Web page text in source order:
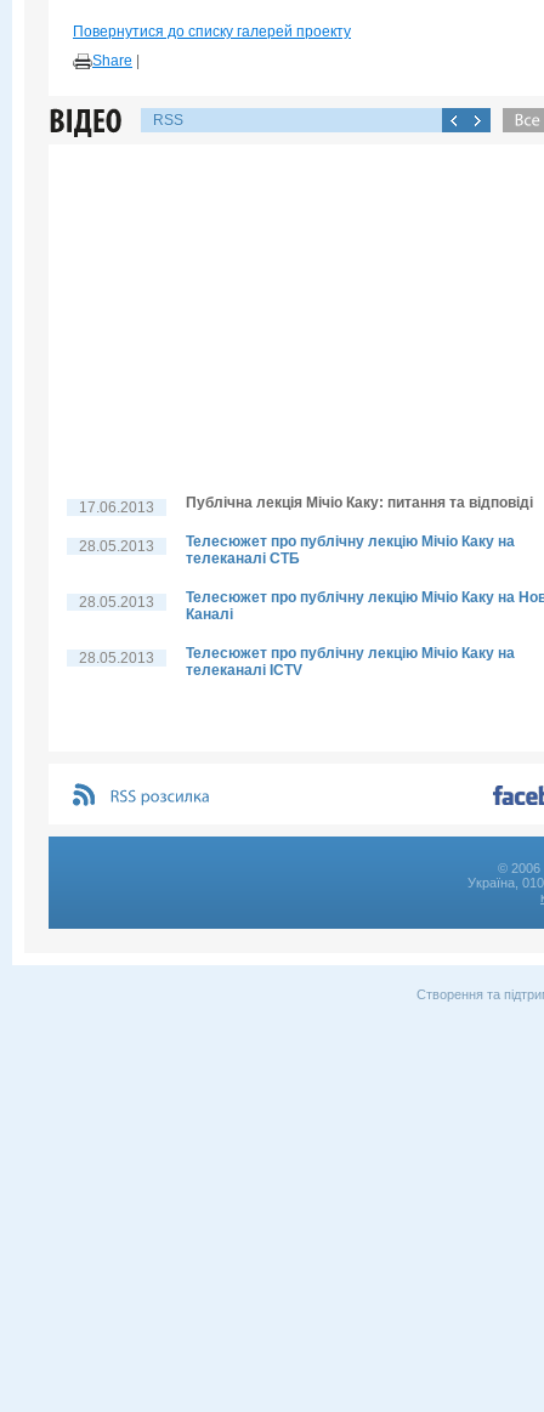
Повернутися до списку галерей проекту
Share
RSS
17.06.2013 Публічна лекція Мічіо Каку: питання та відповіді
28.05.2013
Телесюжет про публічну лекцію Мічіо Каку на
телеканалі СТБ
28.05.2013
Телесюжет про публічну лекцію Мічіо Каку на
Каналі
28.05.2013
Телесюжет про публічну лекцію Мічіо Каку на
телеканалі ICTV
© 2006
Україна,
Створення та